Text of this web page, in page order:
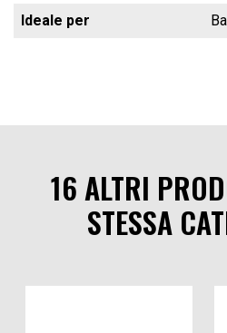
Ideale per
16 ALTRI
STESSA